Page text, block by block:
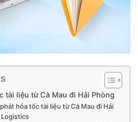
tài liệu từ Cà Mau đi Hải Phòng
hỏa tốc tài liệu từ Cà Mau đi Hải
Logistics